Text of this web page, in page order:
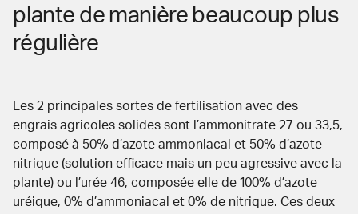
plante de manière beaucoup plus
régulière
Les 2 principales sortes de fertilisation avec des
engrais agricoles solides sont l’ammonitrate 27 ou 33,5,
composé à 50% d’azote ammoniacal et 50% d’azote
nitrique (solution efficace mais un peu agressive avec la
plante) ou l’urée 46, composée elle de 100% d’azote
uréique, 0% d’ammoniacal et 0% de nitrique. Ces deux